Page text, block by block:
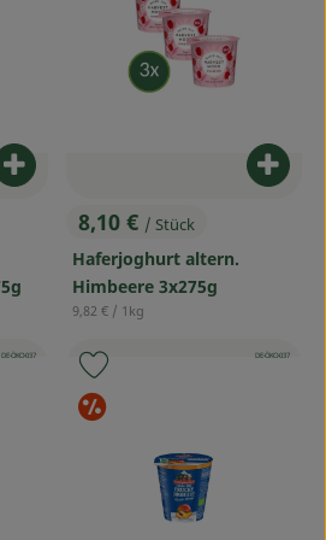
Produkt zum Warenkorb
, Preis:
8,10 € / Stück
Haferjoghurt altern.
Himbeere 3x275g
, Referenzpreis:
9,82 € / 1kg
, Kontrollstelle:
DE-ÖKO-037
hinzufügen
, Kontrollstelle:
DE-ÖKO-037